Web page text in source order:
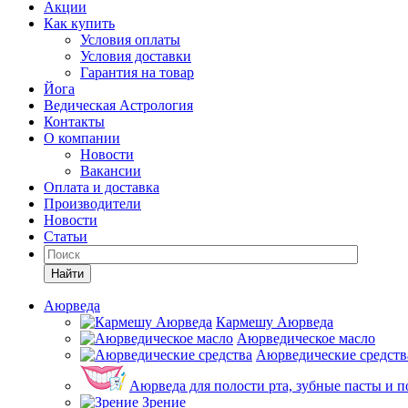
Акции
Как купить
Условия оплаты
Условия доставки
Гарантия на товар
Йога
Ведическая Астрология
Контакты
О компании
Новости
Вакансии
Оплата и доставка
Производители
Новости
Статьи
Найти
Аюрведа
Кармешу Аюрведа
Аюрведическое масло
Аюрведические
Аюрведа для полости рта, зубные пасты и
Зрение